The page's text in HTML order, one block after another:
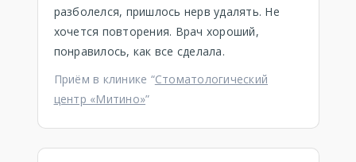
разболелся, пришлось нерв удалять. Не
хочется повторения. Врач хороший,
понравилось, как все сделала.
Приём в клинике “Стоматологический
центр «Митино»”